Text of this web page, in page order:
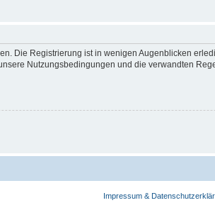
Die Registrierung ist in wenigen Augenblicken
Nutzungsbedingungen und die verwandten
Impressum &